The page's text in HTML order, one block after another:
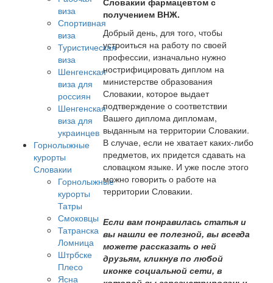
виза
Спортивная
виза
Туристическая
виза
Шенгенская
виза для
россиян
Шенгенская
виза для
украинцев
Горнолыжные
курорты
Словакии
Горнолыжные
курорты
Татры
Смоковцы
Татранска
Ломница
Штрбске
Плесо
Ясна
получением ВНЖ.
Добрый день, для того, чтобы
устроиться на работу по своей
профессии, изначально нужно
нострифицировать диплом на
министерстве образования
Словакии, которое выдает
подтверждение о соответствии
Вашего диплома дипломам,
выданным на территории Словакии.
В случае, если не хватает каких-либо
предметов, их придется сдавать на
словацком языке. И уже после этого
можно говорить о работе на
территории Словакии.
Если вам понравилась статья и
вы нашли ее полезной, вы всегда
можете рассказать о ней
друзьям, кликнув по любой
иконке социальной сети, в